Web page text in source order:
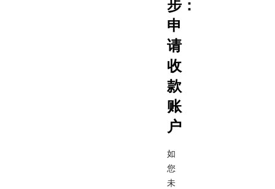
步：
申
请
收
款
账
户
如
您
未